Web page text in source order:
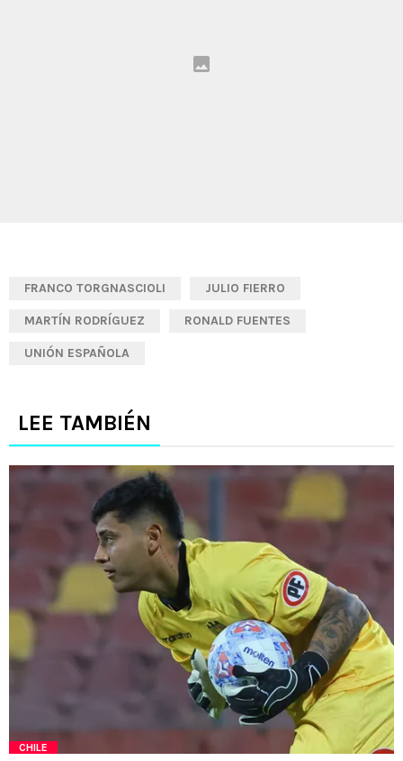
FRANCO TORGNASCIOLI JULIO FIERRO
MARTÍN RODRÍGUEZ RONALD FUENTES
UNIÓN ESPAÑOLA
LEE TAMBIÉN
CHILE